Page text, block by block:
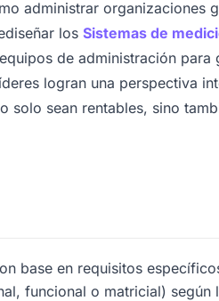
administrar organizaciones
losSistemas de
de administración para
logran una perspectiva
solo sean rentables, sino
base en requisitos
funcional o matricial) según